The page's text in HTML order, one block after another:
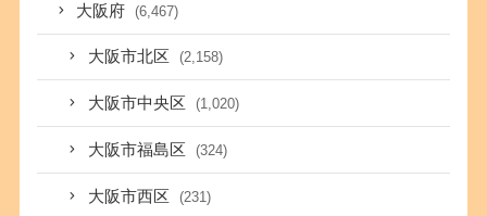
大阪府 (6,467)
大阪市北区 (2,158)
大阪市中央区 (1,020)
大阪市福島区 (324)
大阪市西区 (231)